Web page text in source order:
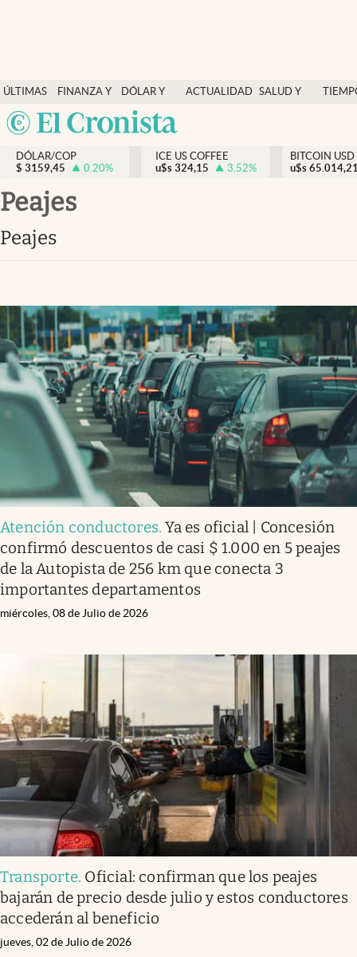
ÚLTIMAS
NOTICIAS
FINANZA Y
ECONOMÍA
DÓLAR Y
MERCADOS
ACTUALIDAD SALUD Y
México
Salud y nutrición
Vida espiritual
Actualidad
Dólar y mercados
Curiosidades
DÓLAR/COP
$ 3159,45 0.20%
ICE US COFFEE
u$s 324,15 3.52%
BITCOIN USD
u$s
Peajes
Peajes
Atención conductores.Ya es oficial | Concesión
confirmó descuentos de casi $ 1.000 en 5 peajes
de la Autopista de 256 km que conecta 3
importantes departamentos
miércoles, 08 de Julio de 2026
Transporte. Oficial: confirman que los peajes
bajarán de precio desde julio y estos conductores
accederán al beneficio
jueves, 02 de Julio de 2026